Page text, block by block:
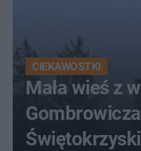
CIEKAWOSTKI
Mała wieś z